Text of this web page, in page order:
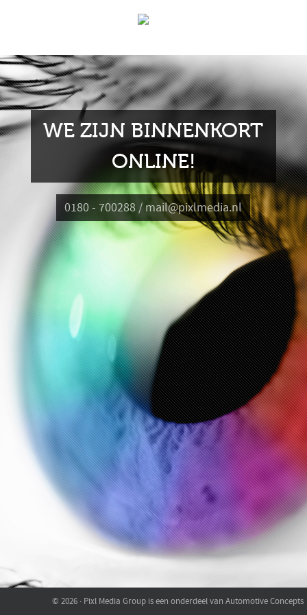
WE ZIJN BINNENKORT
ONLINE!
0180 - 700288 / mail@pixlmedia.nl
© 2026 · Pixl Media Group is een onderdeel van Automotive Concepts